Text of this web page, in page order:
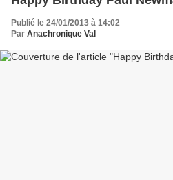
Publié le 24/01/2013 à 14:02
Par Anachronique Val